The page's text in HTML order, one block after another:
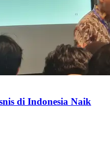
di Indonesia Naik